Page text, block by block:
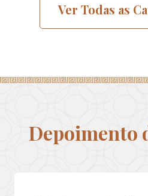
Ver Todas as
Depoimento